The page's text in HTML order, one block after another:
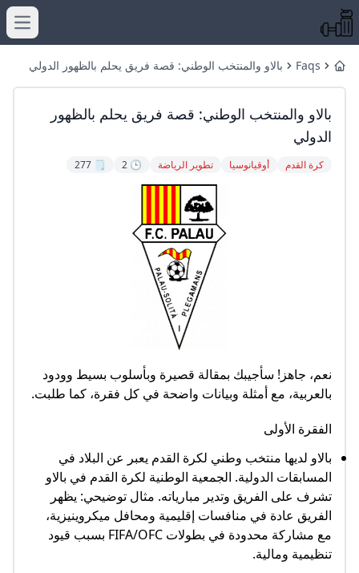
Home
Faqs بالاو والمنتخب الوطني: قصة فريق يحلم بالظهور الدولي
بالاو والمنتخب الوطني: قصة فريق يحلم بالظهور
الدولي
كرة القدم أوقيانوسيا تطوير الرياضة 🕒 2
🗒️ 277
نعم، جاهز! سأجيبك بمقالة قصيرة وبأسلوب بسيط وودود
بالعربية، مع أمثلة وبيانات واضحة في كل فقرة، كما طلبت.
الفقرة الأولى
بالاو لديها منتخب وطني لكرة القدم يعبر عن البلاد في
المسابقات الدولية. الجمعية الوطنية لكرة القدم في بالاو
تشرف على الفريق وتدير مبارياته. مثال توضيحي: يظهر
الفريق عادة في منافسات إقليمية ومحافل ميكروينيزية،
مع مشاركة محدودة في بطولات FIFA/OFC بسبب قيود
تنظيمية ومالية.​